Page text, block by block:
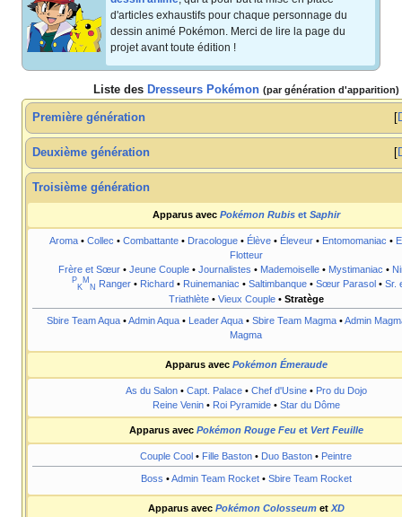
d'articles exhaustifs pour chaque personnage du
dessin animé Pokémon. Merci de lire la page du
projet avant toute édition !
Liste des Dresseurs Pokémon (par génération d'apparition)
Première génération
Deuxième génération
Troisième génération
Apparus avec Pokémon Rubiset Saphir
Aroma• Collec • Combattante• Dracologue• Élève• Éleveur• Entomomaniac •
Flotteur
Frère et Sœur • Jeune Couple • Journalistes • Mademoiselle • Mystimaniac •
P
K
M
N Ranger• Richard • Ruinemaniac • Saltimbanque• Sœur Parasol • Sr.
Triathlète• Vieux Couple• Stratège
Sbire Team Aqua•Admin Aqua• Leader Aqua• Sbire Team Magma•Admin
Magma
Apparus avec Pokémon Émeraude
As du Salon• Capt. Palace• Chef d'Usine• Pro du Dojo
Reine Venin• Roi Pyramide• Star du Dôme
Apparus avec Pokémon Rouge Feuet Vert Feuille
Couple Cool • Fille Baston • Duo Baston • Peintre
Boss •Admin Team Rocket• Sbire Team Rocket
Apparus avec Pokémon ColosseumetXD